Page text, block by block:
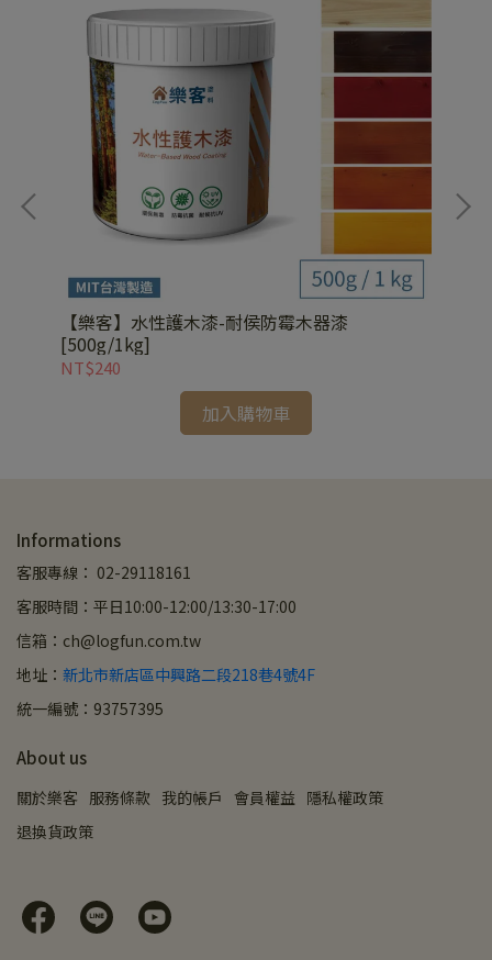
【樂客】水性護木漆-耐侯防霉木器漆
[500g/1kg]
NT$240
加入購物車
Informations
客服專線： 02-29118161
客服時間：平日10:00-12:00/13:30-17:00
信箱：ch@logfun.com.tw
地址： 新北市新店區中興路二段218巷4號4F
統一編號：93757395
About us
關於樂客 服務條款 我的帳戶 會員權益 隱私權政策
退換貨政策